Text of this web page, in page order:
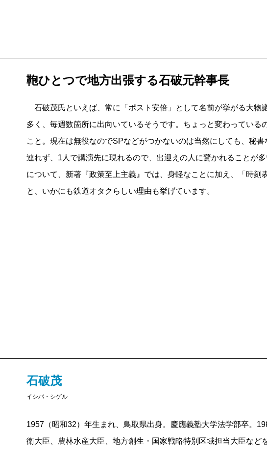
鞄ひとつで地方出張する石破元幹事長
石破茂氏といえば、常に「ポスト安倍」として名前が挙がる大物
多く、毎週数箇所に出向いているそうです。ちょっと変わっている
こと。現在は無役なのでSPなどがつかないのは当然にしても、秘
連れず、1人で講演先に現れるので、出迎えの人に驚かれることが
について、新著『政策至上主義』では、身軽なことに加え、「時刻
と、いかにも鉄道オタクらしい理由も挙げています。
石破茂
イシバ・シゲル
1957（昭和32）年生まれ、鳥取県出身。慶應義塾大学法学部卒。
衛大臣、農林水産大臣、地方創生・国家戦略特別区域担当大臣など